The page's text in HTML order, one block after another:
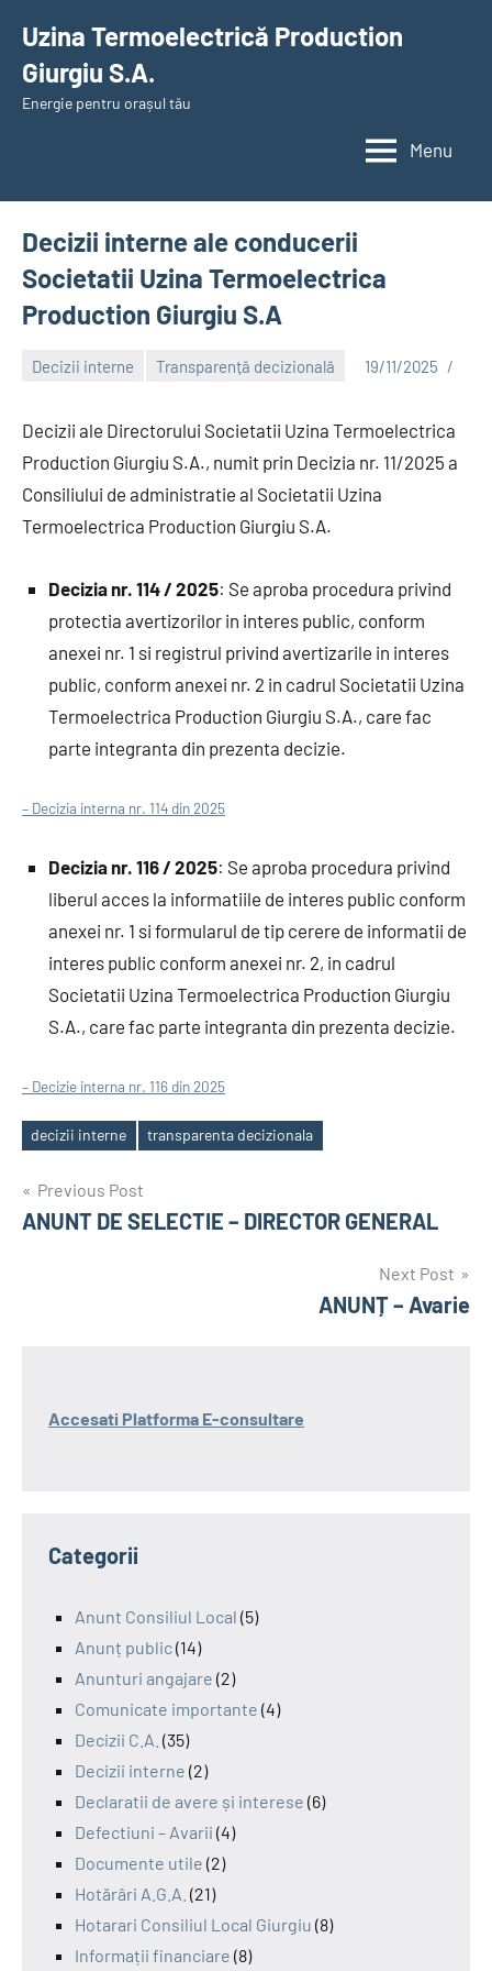
content
Uzina Termoelectrică Production
Giurgiu S.A.
Energie pentru orașul tău
Menu
Decizii interne ale conducerii
Societatii Uzina Termoelectrica
Production Giurgiu S.A
Decizii interne Transparență decizională 19/11/2025
Decizii ale Directorului Societatii Uzina Termoelectrica
Production Giurgiu S.A., numit prin Decizia nr. 11/2025 a
Consiliului de administratie al Societatii Uzina
Termoelectrica Production Giurgiu S.A.
Decizia nr. 114 / 2025: Se aproba procedura privind
protectia avertizorilor in interes public, conform
anexei nr. 1 si registrul privind avertizarile in interes
public, conform anexei nr. 2 in cadrul Societatii Uzina
Termoelectrica Production Giurgiu S.A., care fac
parte integranta din prezenta decizie.
– Decizia interna nr. 114 din 2025
Decizia nr. 116 / 2025: Se aproba procedura privind
liberul acces la informatiile de interes public conform
anexei nr. 1 si formularul de tip cerere de informatii de
interes public conform anexei nr. 2, in cadrul
Societatii Uzina Termoelectrica Production Giurgiu
S.A., care fac parte integranta din prezenta decizie.
– Decizie interna nr. 116 din 2025
Tags
decizii interne transparenta decizionala
Post
navigation
Previous Post
ANUNT DE SELECTIE – DIRECTOR GENERAL
Next Post
ANUNȚ – Avarie
Accesati Platforma E-consultare
Categorii
Anunt Consiliul Local (5)
Anunț public(14)
Anunturi angajare (2)
Comunicate importante (4)
Decizii C.A. (35)
Decizii interne (2)
Declaratii de avere și interese (6)
Defectiuni – Avarii (4)
Documente utile (2)
Hotărâri A.G.A. (21)
Hotarari Consiliul Local Giurgiu (8)
Informații financiare (8)